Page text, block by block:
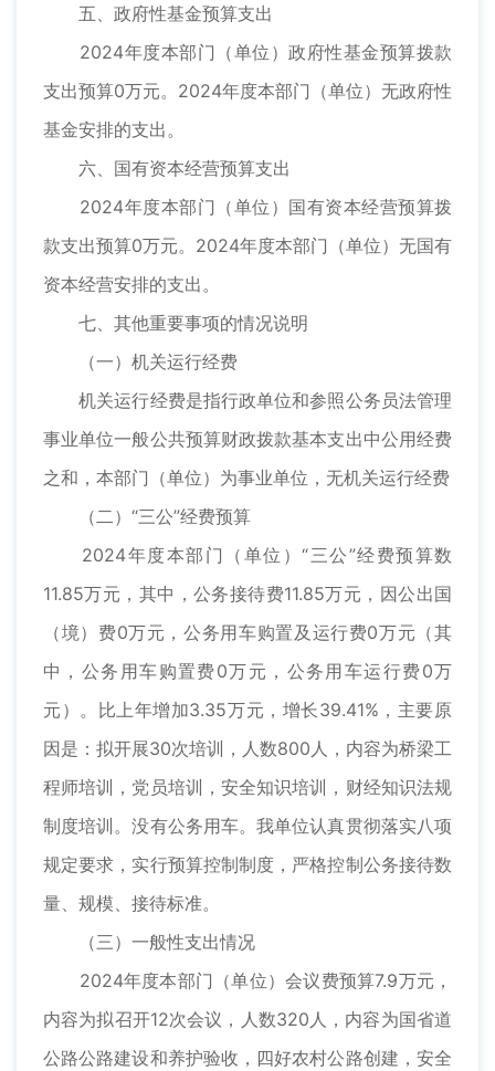
五、政府性基金预算支出
2024年度本部门（单位）政府性基金预算拨款
支出预算0万元。2024年度本部门（单位）无政府性
基金安排的支出。
六、国有资本经营预算支出
2024年度本部门（单位）国有资本经营预算拨
款支出预算0万元。2024年度本部门（单位）无国有
资本经营安排的支出。
七、其他重要事项的情况说明
（一）机关运行经费
机关运行经费是指行政单位和参照公务员法管理
事业单位一般公共预算财政拨款基本支出中公用经费
之和，本部门（单位）为事业单位，无机关运行经费
（二）“三公”经费预算
2024年度本部门（单位）“三公”经费预算数
11.85万元，其中，公务接待费11.85万元，因公出国
（境）费0万元，公务用车购置及运行费0万元（其
中，公务用车购置费0万元，公务用车运行费0万
元）。比上年增加3.35万元，增长39.41%，主要原
因是：拟开展30次培训，人数800人，内容为桥梁工
程师培训，党员培训，安全知识培训，财经知识法规
制度培训。没有公务用车。我单位认真贯彻落实八项
规定要求，实行预算控制制度，严格控制公务接待数
量、规模、接待标准。
（三）一般性支出情况
2024年度本部门（单位）会议费预算7.9万元，
内容为拟召开12次会议，人数320人，内容为国省道
公路公路建设和养护验收，四好农村公路创建，安全